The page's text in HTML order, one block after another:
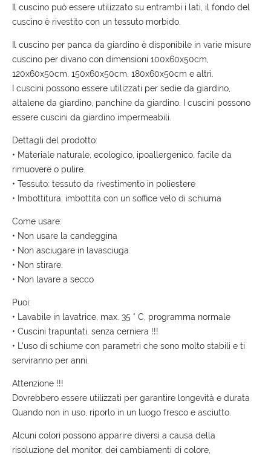
Il cuscino può essere utilizzato su entrambi i lati, il fondo del
cuscino è rivestito con un tessuto morbido.
Il cuscino per panca da giardino è disponibile in varie misure
cuscino per divano con dimensioni 100x60x50cm,
120x60x50cm, 150x60x50cm, 180x60x50cm e altri.
I cuscini possono essere utilizzati per sedie da giardino,
altalene da giardino, panchine da giardino. I cuscini possono
essere cuscini da giardino impermeabili.
Dettagli del prodotto:
• Materiale naturale, ecologico, ipoallergenico, facile da
rimuovere o pulire.
• Tessuto: tessuto da rivestimento in poliestere
• Imbottitura: imbottita con un soffice velo di schiuma
Come usare:
• Non usare la candeggina
• Non asciugare in lavasciuga
• Non stirare.
• Non lavare a secco
Puoi:
• Lavabile in lavatrice, max. 35 ° C, programma normale
• Cuscini trapuntati, senza cerniera !!!
• L'uso di schiume con parametri che sono molto stabili e ti
serviranno per anni.
Attenzione !!!
Dovrebbero essere utilizzati per garantire longevità e durata
Quando non in uso, riporlo in un luogo fresco e asciutto.
Alcuni colori possono apparire diversi a causa della
risoluzione del monitor, dei cambiamenti di colore,